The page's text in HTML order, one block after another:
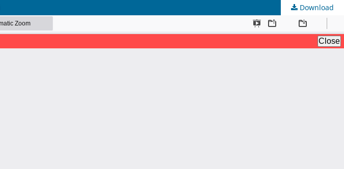
Download